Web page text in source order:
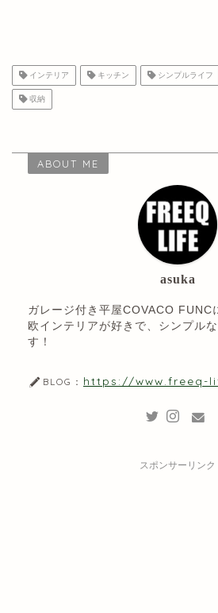
インテリア キッチン シンプルライフ
収納
ABOUT ME
asuka
ガレージ付き平屋COVACO FUNC
欧インテリアが好きで、シンプル
す！
BLOG： https://www.freeq-
スポンサーリンク